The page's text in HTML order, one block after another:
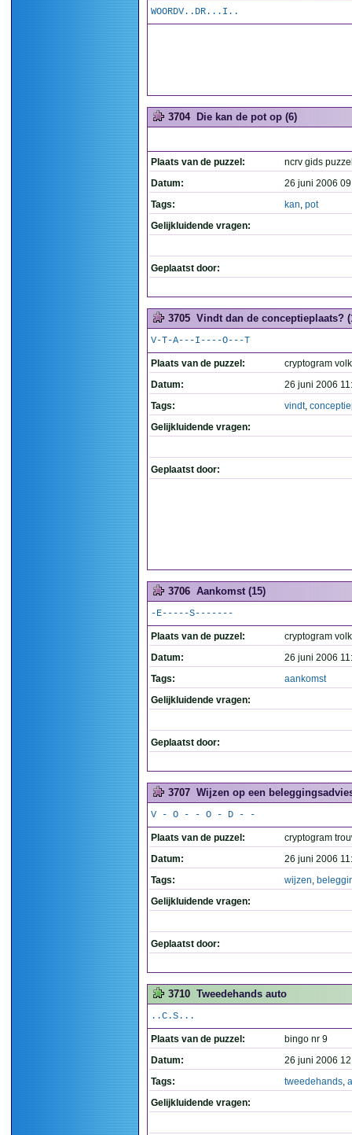
WOORDV..DR...I..
3704 Die kan de pot op (6)
Plaats van de puzzel:
ncrv gids
Datum:
26 juni 2006
Tags:
kan, pot
Gelijkluidende vragen:
Geplaatst door:
3705 Vindt dan de conceptieplaats?
V-T-A---I----O---T
Plaats van de puzzel:
cryptogram
Datum:
26 juni 2006
Tags:
vindt,
Gelijkluidende vragen:
Geplaatst door:
3706 Aankomst (15)
-E-----S-------
Plaats van de puzzel:
cryptogram
Datum:
26 juni 2006
Tags:
aankomst
Gelijkluidende vragen:
Geplaatst door:
3707 Wijzen op een
V - O - - O - D - -
Plaats van de puzzel:
cryptogram
Datum:
26 juni 2006
Tags:
wijzen,
Gelijkluidende vragen:
Geplaatst door:
3710 Tweedehands auto
..C.S...
Plaats van de puzzel:
bingo nr 9
Datum:
26 juni 2006
Tags:
tweedehands,
Gelijkluidende vragen: